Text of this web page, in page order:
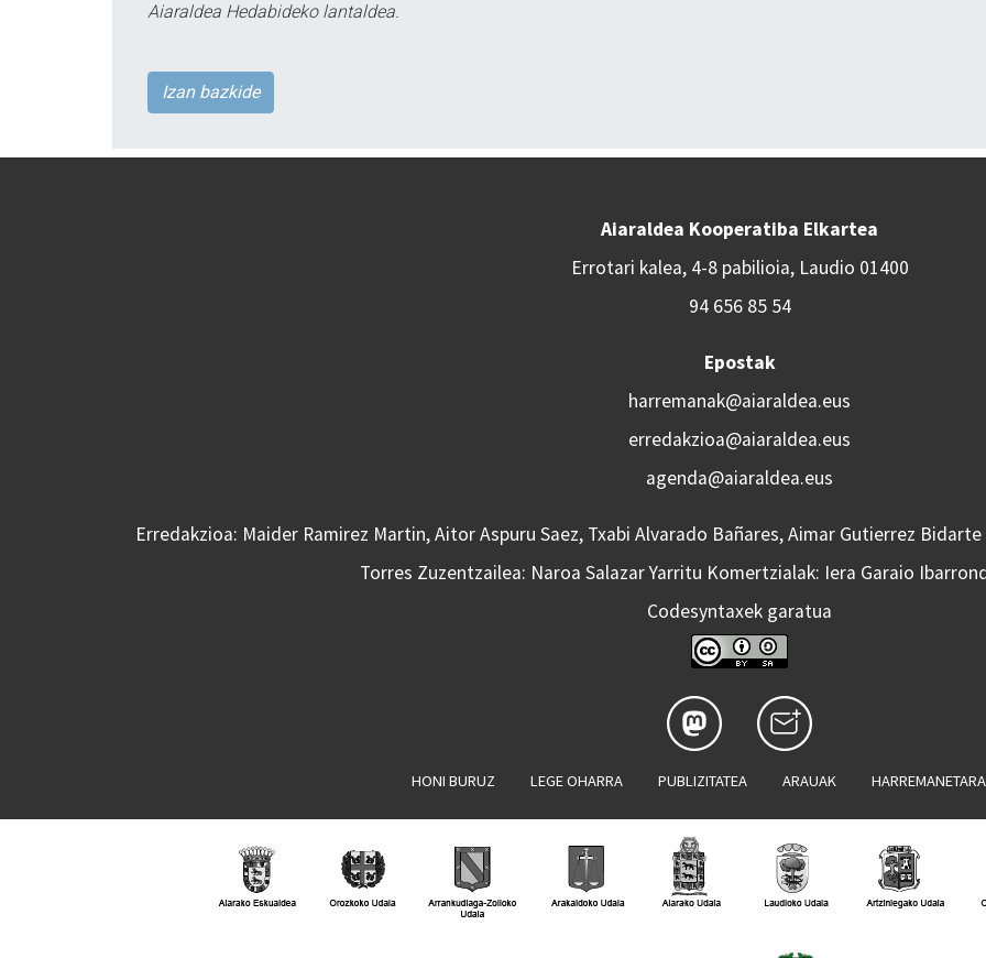
Aiaraldea Hedabideko lantaldea.
Izan bazkide
Aiaraldea Kooperatiba Elkartea
Errotari kalea, 4-8 pabilioia, Laudio 01400
94 656 85 54
Epostak
harremanak@aiaraldea.eus
erredakzioa@aiaraldea.eus
agenda@aiaraldea.eus
Erredakzioa: Maider Ramirez Martin, Aitor Aspuru Saez, Txabi Alvarado Bañares, Aimar Gutierrez
Torres Zuzentzailea: Naroa Salazar Yarritu Komertzialak: Iera Garaio
Codesyntaxek garatua
HONI BURUZ LEGE OHARRA PUBLIZITATEA ARAUAK